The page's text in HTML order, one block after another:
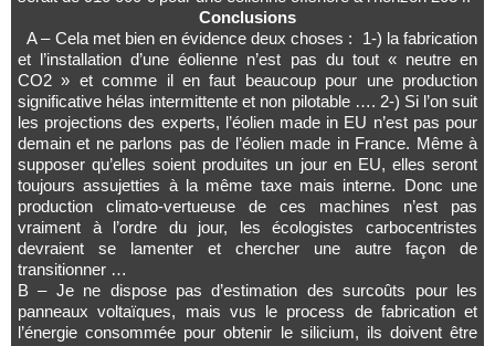
Conclusions
A – Cela met bien en évidence deux choses : 1-) la fabrication
et l’installation d’une éolienne n’est pas du tout « neutre en
CO2 » et comme il en faut beaucoup pour une production
significative hélas intermittente et non pilotable …. 2-) Si l’on suit
les projections des experts, l’éolien made in EU n’est pas pour
demain et ne parlons pas de l’éolien made in France. Même à
supposer qu’elles soient produites un jour en EU, elles seront
toujours assujetties à la même taxe mais interne. Donc une
production climato-vertueuse de ces machines n’est pas
vraiment à l’ordre du jour, les écologistes carbocentristes
devraient se lamenter et chercher une autre façon de
transitionner …
B – Je ne dispose pas d’estimation des surcoûts pour les
panneaux voltaïques, mais vus le process de fabrication et
l’énergie consommée pour obtenir le silicium, ils doivent être